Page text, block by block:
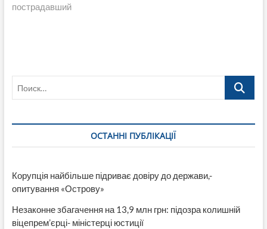
пострадавший
Поиск…
ОСТАННІ ПУБЛІКАЦІЇ
Корупція найбільше підриває довіру до держави,-
опитування «Острову»
Незаконне збагачення на 13,9 млн грн: підозра колишній
віцепрем’єрці- міністерці юстиції